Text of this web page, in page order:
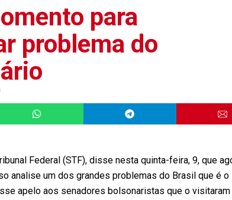
para
problema do
Federal (STF), disse nesta quinta-feira, 9, que
analise um dos grandes problemas do Brasil que é
apelo aos senadores bolsonaristas que o